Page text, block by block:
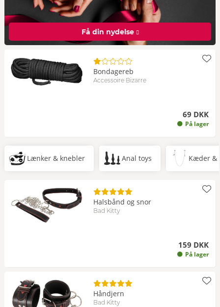
Få din nydelse
Bondagereb
Accessoire Bizarre
69 DKK
På lager
Lænker & knebler Anal toys Kæder &
Halsbånd og snor
Bad Kitty
159 DKK
På lager
Håndjern
Bad Kitty